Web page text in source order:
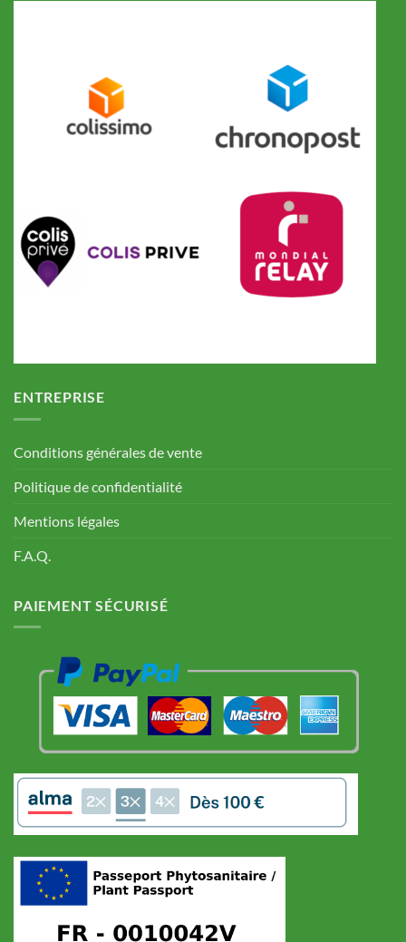
ENTREPRISE
Conditions générales de vente
Politique de confidentialité
Mentions légales
F.A.Q.
PAIEMENT SÉCURISÉ